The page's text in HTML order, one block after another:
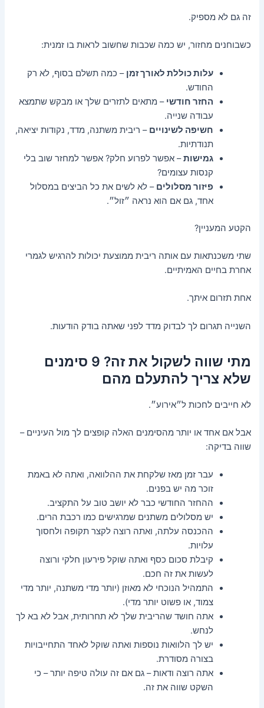
זה גם לא מספיק.
כשבוחנים מחזור, יש כמה שכבות שחשוב לראות בו זמנית:
עלות כוללת לאורך זמן – כמה תשלם בסוף, לא רק
החודש.
החזר חודשי – מתאים לתזרים שלך או מבקש שתמצא
עבודה שנייה.
חשיפה לשינויים – ריבית משתנה, מדד, נקודות יציאה,
תנודתיות.
גמישות– אפשר לפרוע חלק? אפשר למחזר שוב בלי
קנסות עצומים?
פיזור מסלולים – לא לשים את כל הביצים במסלול
אחד, גם אם הוא נראה ״זול״.
הקטע המעניין?
שתי משכנתאות עם אותה ריבית ממוצעת יכולות להרגיש לגמרי
אחרת בחיים האמיתיים.
אחת תזרום איתך.
השנייה תגרום לך לבדוק מדד לפני שאתה בודק הודעות.
מתי שווה לשקול את זה? 9 סימנים
שלא צריך להתעלם מהם
לא חייבים לחכות ל״אירוע״.
אבל אם אחד או יותר מהסימנים האלה קופצים לך מול העיניים –
שווה בדיקה:
עבר זמן מאז שלקחת את ההלוואה, ואתה לא באמת
זוכר מה יש בפנים.
ההחזר החודשי כבר לא יושב טוב על התקציב.
יש מסלולים משתנים שמרגישים כמו רכבת הרים.
ההכנסה עלתה, ואתה רוצה לקצר תקופה ולחסוך
עלויות.
קיבלת סכום כסף ואתה שוקל פירעון חלקי ורוצה
לעשות את זה חכם.
התמהיל הנוכחי לא מאוזן (יותר מדי משתנה, יותר מדי
צמוד, או פשוט יותר מדי).
אתה חושד שהריבית שלך לא תחרותית, אבל לא בא לך
לנחש.
יש לך הלוואות נוספות ואתה שוקל לאחד התחייבויות
בצורה מסודרת.
אתה רוצה ודאות – גם אם זה עולה טיפה יותר – כי
השקט שווה את זה.